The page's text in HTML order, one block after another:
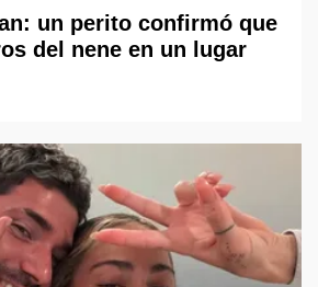
un perito confirmó que
del nene en un lugar